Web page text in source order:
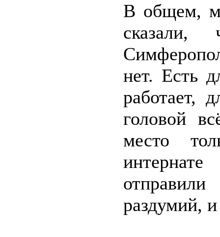
В общем,
нет. Есть
работает,
головой
место
раздумий,